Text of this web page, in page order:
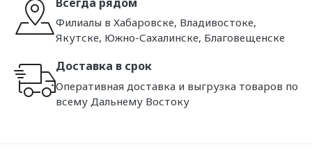
Филиалы в Хабаровске, Владивостоке,
Якутске, Южно-Сахалинске, Благовещенске
Доставка в срок
Оперативная доставка и выгрузка товаров по
всему Дальнему Востоку